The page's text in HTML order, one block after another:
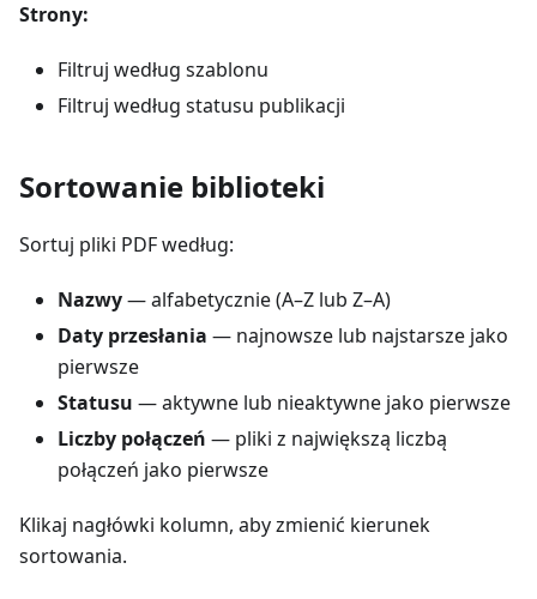
Strony:
Filtruj według szablonu
Filtruj według statusu publikacji
Sortowanie biblioteki
Sortuj pliki PDF według:
Nazwy— alfabetycznie (A–Z lub Z–A)
Daty przesłania — najnowsze lub najstarsze jako
pierwsze
Statusu — aktywne lub nieaktywne jako pierwsze
Liczby połączeń — pliki z największą liczbą
połączeń jako pierwsze
Klikaj nagłówki kolumn, aby zmienić kierunek
sortowania.